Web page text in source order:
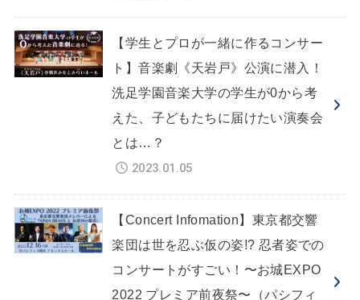
【学生とプロが一緒に作るコンサー
ト】音楽劇《天岩戸》公演に潜入！
洗足学園音楽大学の学生が0から考
えた、子どもたちに届けたい演奏会
とは…？
2023.01.05
【Concert Infomation】東京都交響
楽団は世を忍ぶ仮の姿!? 忍者姿での
コンサートがすごい！〜お城EXPO
2022 プレミア前夜祭〜（パシフィ